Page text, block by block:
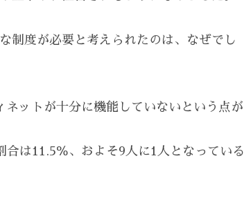
制度が必要と考えられたのは、なぜでし
ットが十分に機能していないという点が
は11.5％、およそ9人に1人となっている